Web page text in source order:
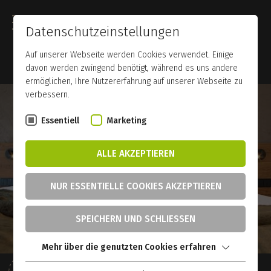
Datenschutzeinstellungen
Auf unserer Webseite werden Cookies verwendet. Einige
davon werden zwingend benötigt, während es uns andere
ermöglichen, Ihre Nutzererfahrung auf unserer Webseite zu
verbessern.
Essentiell Marketing
ALLE AKZEPTIEREN
NUR ESSENTIELLE COOKIES AKZEPTIEREN
SPEICHERN UND SCHLIESSEN
Mehr über die genutzten Cookies erfahren